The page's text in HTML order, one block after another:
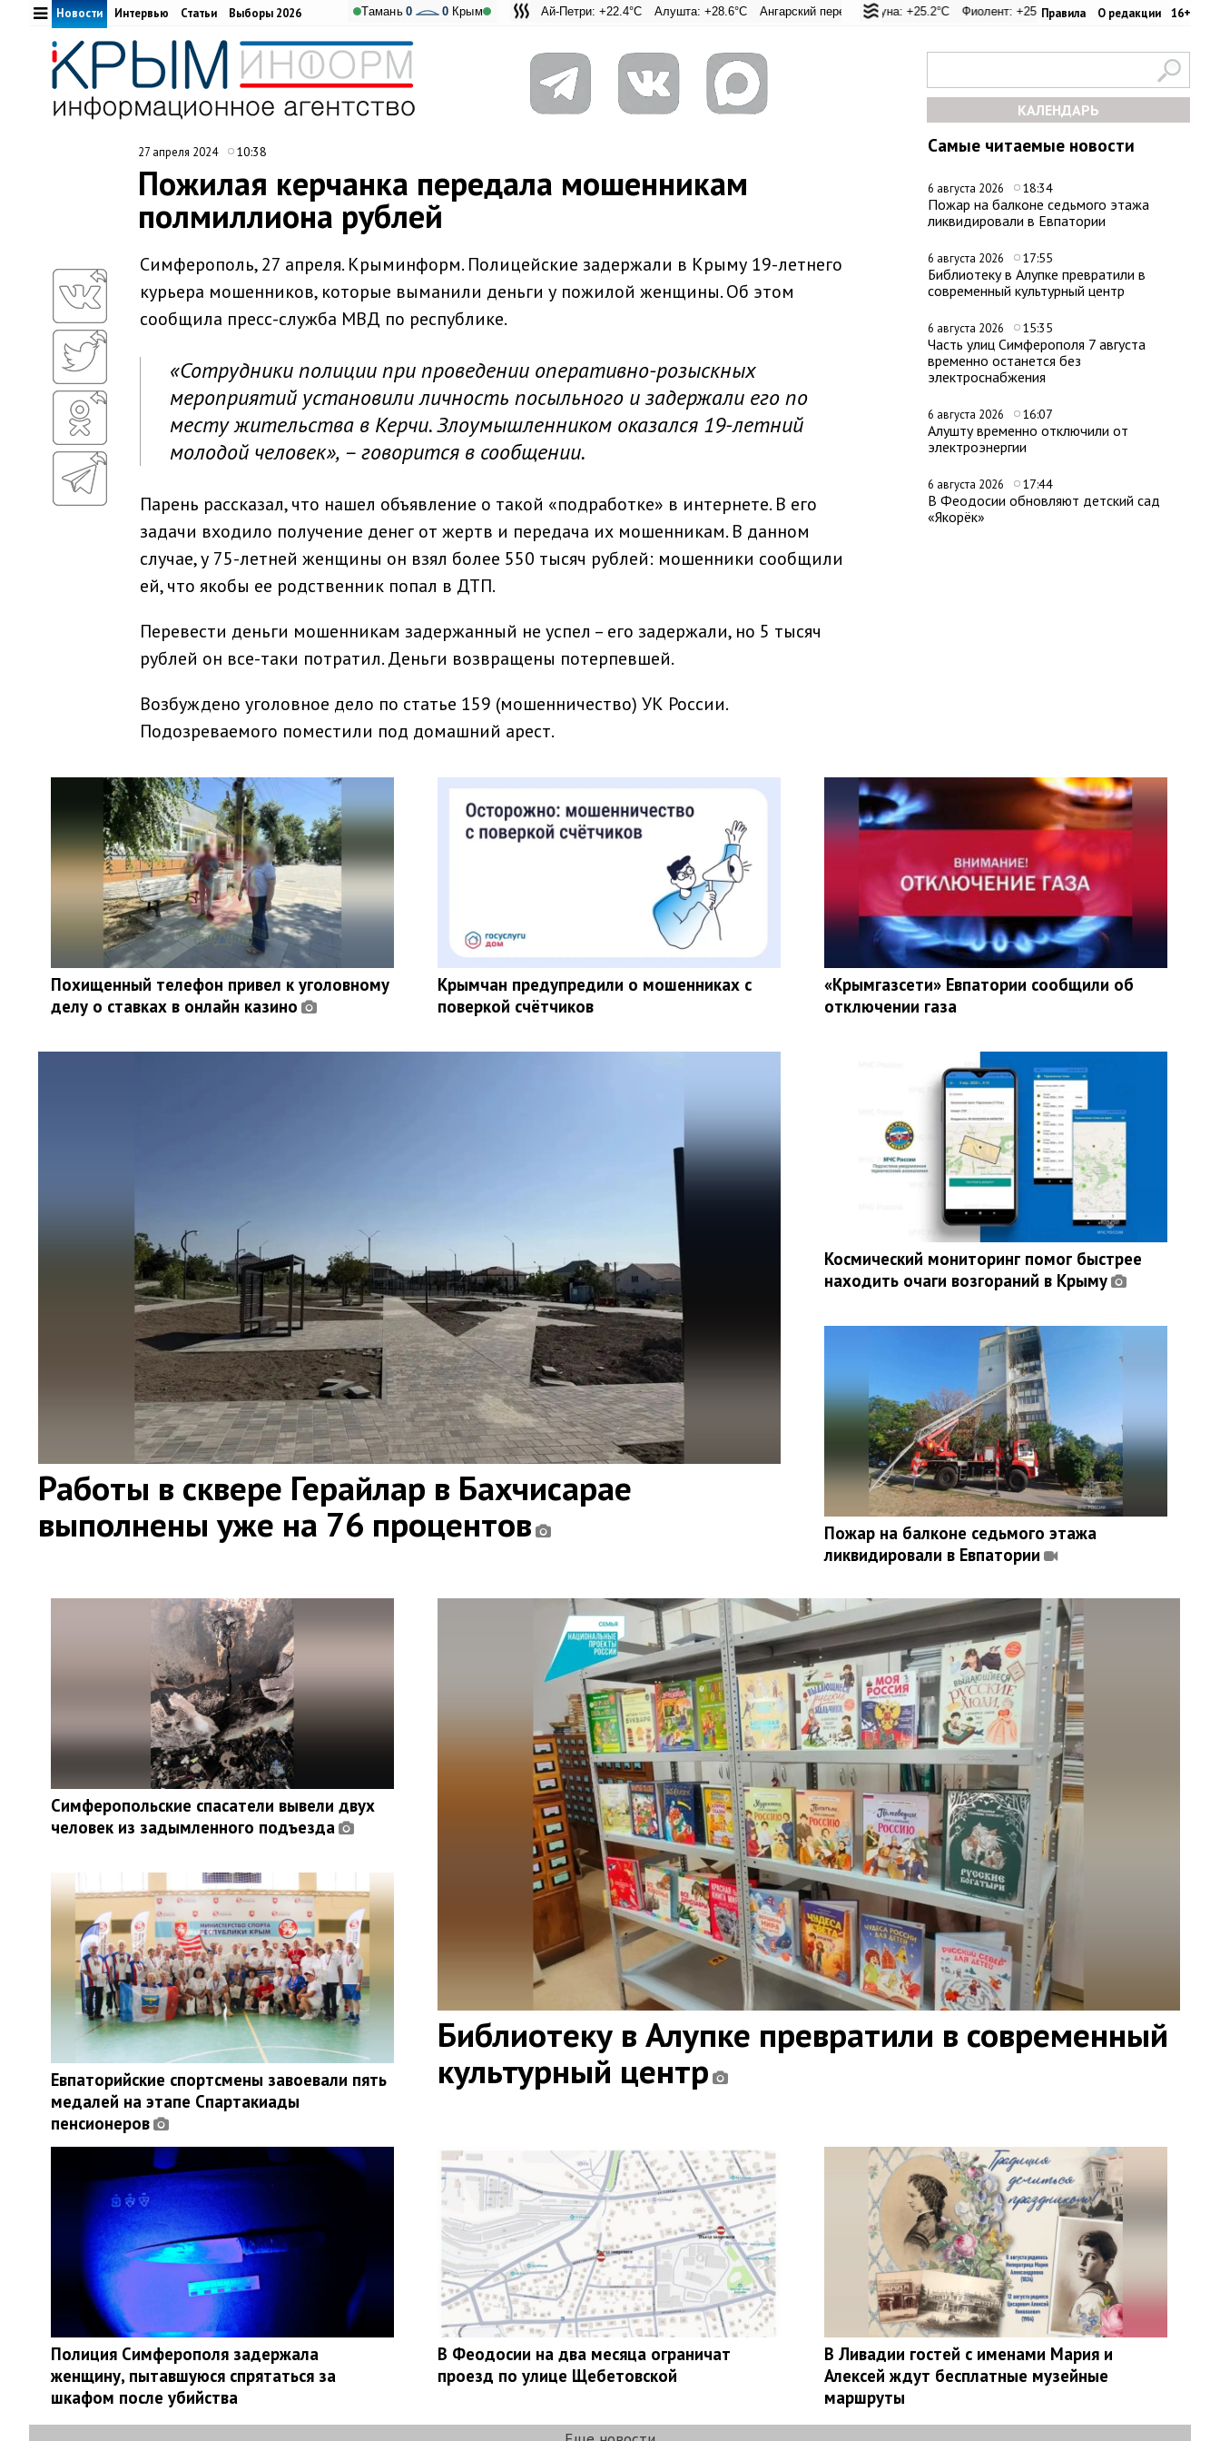
Правила О редакции 16+
Адмиральская Лагуна: +25.2°C Фиолент: +25.4°C Казачья бухта: +25.4°C
Ай-Петри: +22.4°C Алушта: +28.6°C Ангарский перевал: +25.4°C Евпатория: +31.2°C Керчь: +31.1°C Никитский сад: +29°C
Тамань 0 0 Крым
Новости Интервью Статьи Выборы 2026
КАЛЕНДАРЬ
Самые читаемые новости
6 августа 2026 18:34
Пожар на балконе седьмого этажа
ликвидировали в Евпатории
6 августа 2026 17:55
Библиотеку в Алупке превратили в
современный культурный центр
6 августа 2026 15:35
Часть улиц Симферополя 7 августа
временно останется без
электроснабжения
6 августа 2026 16:07
Алушту временно отключили от
электроэнергии
6 августа 2026 17:44
В Феодосии обновляют детский сад
«Якорёк»
27 апреля 2024 10:38
Пожилая керчанка передала мошенникам
полмиллиона рублей
Симферополь, 27 апреля. Крыминформ. Полицейские задержали в Крыму 19-летнего
курьера мошенников, которые выманили деньги у пожилой женщины. Об этом
сообщила пресс-служба МВД по республике.
«Сотрудники полиции при проведении оперативно-розыскных
мероприятий установили личность посыльного и задержали его по
месту жительства в Керчи. Злоумышленником оказался 19-летний
молодой человек», – говорится в сообщении.
Парень рассказал, что нашел объявление о такой «подработке» в интернете. В его
задачи входило получение денег от жертв и передача их мошенникам. В данном
случае, у 75-летней женщины он взял более 550 тысяч рублей: мошенники сообщили
ей, что якобы ее родственник попал в ДТП.
Перевести деньги мошенникам задержанный не успел – его задержали, но 5 тысяч
рублей он все-таки потратил. Деньги возвращены потерпевшей.
Возбуждено уголовное дело по статье 159 (мошенничество) УК России.
Подозреваемого поместили под домашний арест.
Похищенный телефон привел к уголовному
делу о ставках в онлайн казино
Крымчан предупредили о мошенниках с
поверкой счётчиков
«Крымгазсети» Евпатории сообщили об
отключении газа
Работы в сквере Герайлар в Бахчисарае
выполнены уже на 76 процентов
Космический мониторинг помог быстрее
находить очаги возгораний в Крыму
Пожар на балконе седьмого этажа
ликвидировали в Евпатории
Библиотеку в Алупке превратили в современный
культурный центр
Симферопольские спасатели вывели двух
человек из задымленного подъезда
Евпаторийские спортсмены завоевали пять
медалей на этапе Спартакиады
пенсионеров
Полиция Симферополя задержала
женщину, пытавшуюся спрятаться за
шкафом после убийства
В Феодосии на два месяца ограничат
проезд по улице Щебетовской
В Ливадии гостей с именами Мария и
Алексей ждут бесплатные музейные
маршруты